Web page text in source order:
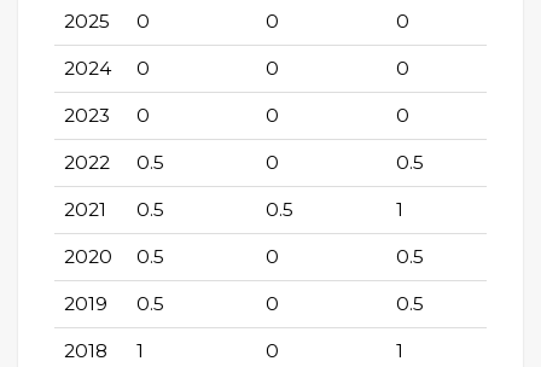
2025 0 0 0
2024 0 0 0
2023 0 0 0
2022 0.5 0 0.5
2021 0.5 0.5 1
2020 0.5 0 0.5
2019 0.5 0 0.5
2018 1 0 1